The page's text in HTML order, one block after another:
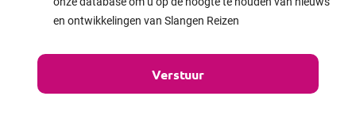
en ontwikkelingen van Slangen Reizen